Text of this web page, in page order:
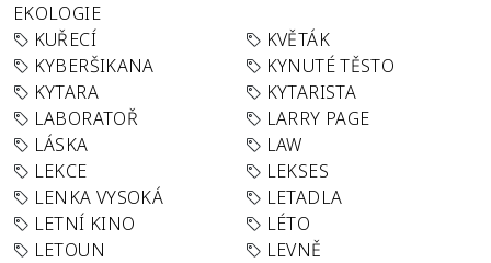
EKOLOGIE
KUŘECÍ
KVĚTÁK
KYBERŠIKANA
KYNUTÉ TĚSTO
KYTARA
KYTARISTA
LABORATOŘ
LARRY PAGE
LÁSKA
LAW
LEKCE
LEKSES
LENKA VYSOKÁ
LETADLA
LETNÍ KINO
LÉTO
LETOUN
LEVNĚ